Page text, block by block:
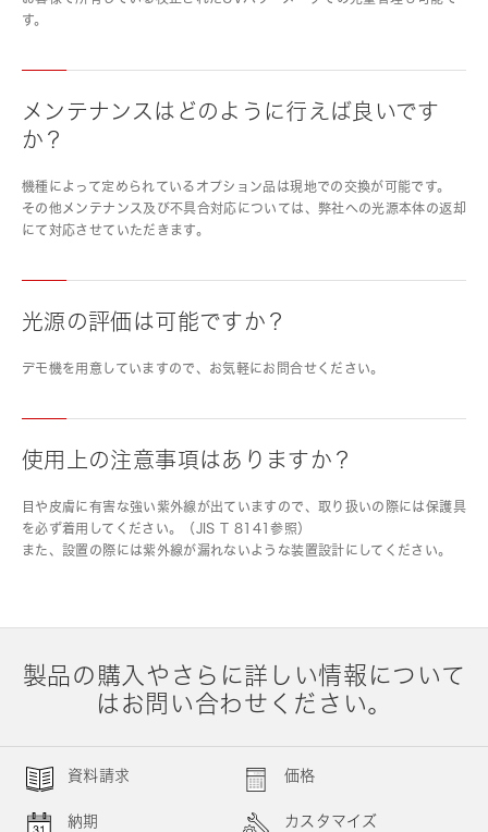
す。
メンテナンスはどのように行えば良いです
か？
機種によって定められているオプション品は現地での交換が可能です。
その他メンテナンス及び不具合対応については、弊社への光源本体の返却
にて対応させていただきます。
光源の評価は可能ですか？
デモ機を用意していますので、お気軽にお問合せください。
使用上の注意事項はありますか？
目や皮膚に有害な強い紫外線が出ていますので、取り扱いの際には保護具
を必ず着用してください。（JIS T 8141参照）
また、設置の際には紫外線が漏れないような装置設計にしてください。
製品の購入やさらに詳しい情報について
はお問い合わせください。
資料請求 価格
納期 カスタマイズ